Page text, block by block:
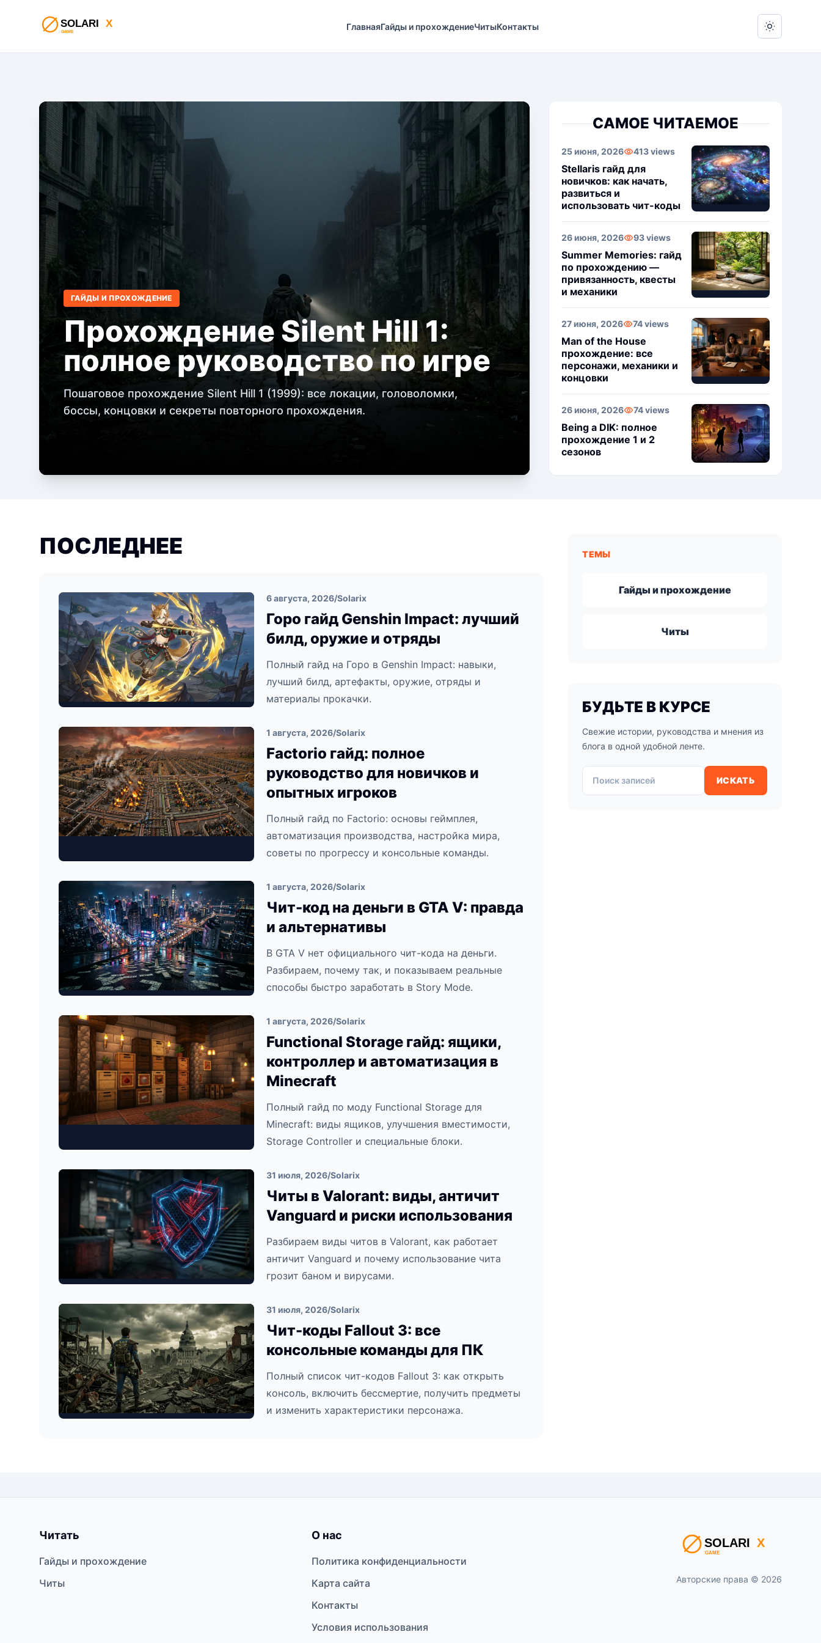
ГлавнаяГайды и прохождениеЧитыКонтакты Switch to
ГАЙДЫ И ПРОХОЖДЕНИЕ
Прохождение Silent Hill 1:
полное руководство по игре
Пошаговое прохождение Silent Hill 1 (1999): все локации, головоломки,
боссы, концовки и секреты повторного прохождения.
САМОЕ ЧИТАЕМОЕ
25 июня, 2026 413 views
Stellaris гайд для
новичков: как начать,
развиться и
использовать чит-коды
26 июня, 2026 93 views
Summer Memories: гайд
по прохождению —
привязанность, квесты
и механики
27 июня, 2026 74 views
Man of the House
прохождение: все
персонажи, механики и
концовки
26 июня, 2026 74 views
Being a DIK: полное
прохождение 1 и 2
сезонов
ПОСЛЕДНЕЕ
6 августа, 2026/Solarix
Горо гайд Genshin Impact: лучший
билд, оружие и отряды
Полный гайд на Горо в Genshin Impact: навыки,
лучший билд, артефакты, оружие, отряды и
материалы прокачки.
1 августа, 2026/Solarix
Factorio гайд: полное
руководство для новичков и
опытных игроков
Полный гайд по Factorio: основы геймплея,
автоматизация производства, настройка мира,
советы по прогрессу и консольные команды.
1 августа, 2026/Solarix
Чит-код на деньги в GTA V: правда
и альтернативы
В GTA V нет официального чит-кода на деньги.
Разбираем, почему так, и показываем реальные
способы быстро заработать в Story Mode.
1 августа, 2026/Solarix
Functional Storage гайд: ящики,
контроллер и автоматизация в
Minecraft
Полный гайд по моду Functional Storage для
Minecraft: виды ящиков, улучшения вместимости,
Storage Controller и специальные блоки.
31 июля, 2026/Solarix
Читы в Valorant: виды, античит
Vanguard и риски использования
Разбираем виды читов в Valorant, как работает
античит Vanguard и почему использование чита
грозит баном и вирусами.
31 июля, 2026/Solarix
Чит-коды Fallout 3: все
консольные команды для ПК
Полный список чит-кодов Fallout 3: как открыть
консоль, включить бессмертие, получить предметы
и изменить характеристики персонажа.
ТЕМЫ
Гайды и прохождение
Читы
БУДЬТЕ В КУРСЕ
Свежие истории, руководства и мнения из
блога в одной удобной ленте.
Поиск записей
ИСКАТЬ
Читать
Гайды и прохождение
Читы
О нас
Политика конфиденциальности
Карта сайта
Контакты
Условия использования
Авторские права © 2026